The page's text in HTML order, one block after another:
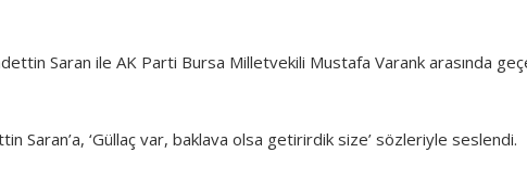
Saran ile AK Parti Bursa Milletvekili Mustafa Varank arasında
Saran’a, ‘Güllaç var, baklava olsa getirirdik size’ sözleriyle seslendi.